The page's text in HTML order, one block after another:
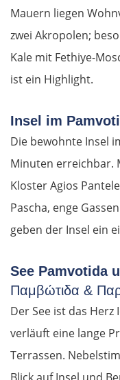
Mauern liegen
zwei Akropolen;
Kale mit Fethiye-
ist ein Highlight.
Insel im
Die bewohnte Insel
Minuten erreichbar.
Kloster Agios
Pascha, enge
geben der Insel ein
See Pamvotida
Παμβώτιδα &
Der See ist das
verläuft eine lange
Terrassen.